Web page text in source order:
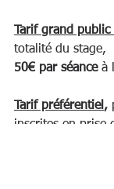
Tarif grand public
totalité du stage,
50€ par séance à
Tarif préférentiel ,
inscrites en prise